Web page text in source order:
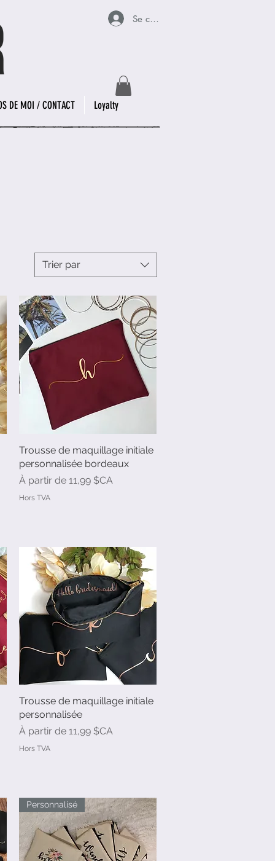
Se connecter
DE MOI / CONTACT Loyalty
Trier par
Aperçu rapide
Trousse de maquillage initiale
personnalisée bordeaux
À partir de 11,99 $CA
Prix promotionnel
Hors TVA
Aperçu rapide
Trousse de maquillage initiale
personnalisée
À partir de 11,99 $CA
Prix promotionnel
Hors TVA
Personnalisé